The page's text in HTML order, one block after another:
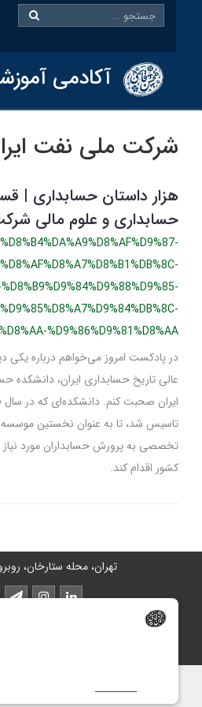
آکادمی آموزشی
ملی نفت ایران
و علوم مالی شرکت نفت | 30
پادکست امروز می‌خواهم درباره یکی دیگر
تاریخ حسابداری ایران، دانشکده
شد، تا به عنوان نخستین موسسه
به پرورش حسابداران مورد نیاز
اقدام کند.
تهران، محله ستارخان، روبروی
@oiastic :آیدی پشتیبانی در بله و روبیکا